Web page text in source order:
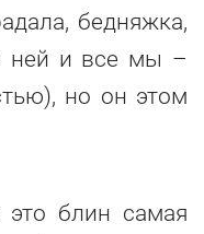
бедняжка,
ней и все мы –
но он этом
блин самая